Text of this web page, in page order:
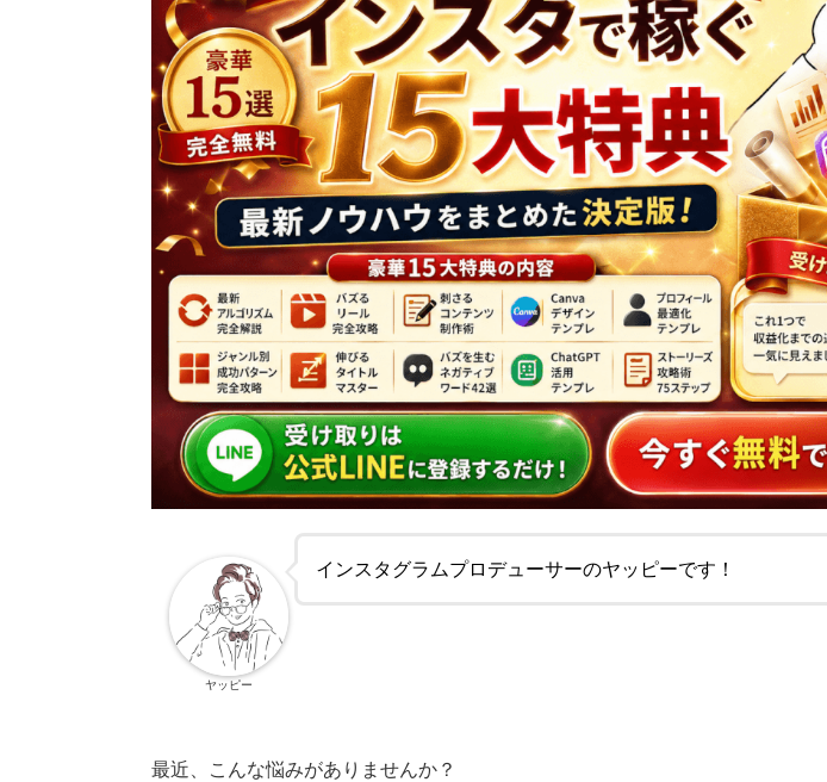
インスタグラムプロデューサーのヤッピーです！
ヤッピー
最近、こんな悩みがありませんか？